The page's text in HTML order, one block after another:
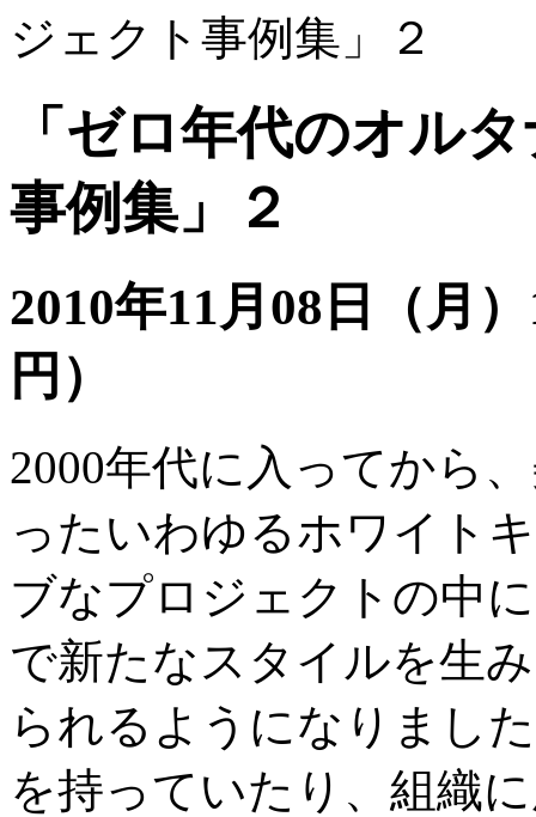
ジェクト事例集」２
「ゼロ年代のオル
事例集」２
2010年11月08日（月
円）
2000年代に入ってから
ったいわゆるホワイト
ブなプロジェクトの中
で新たなスタイルを生
られるようになりまし
を持っていたり、組織